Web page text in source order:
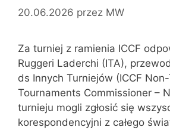
20.06.2026 przez MW
Za turniej z ramienia ICCF
Ruggeri Laderchi (ITA),
ds Innych Turniejów (ICCF
Tournaments Commissioner –
turnieju mogli zgłosić się
korespondencyjni z całego